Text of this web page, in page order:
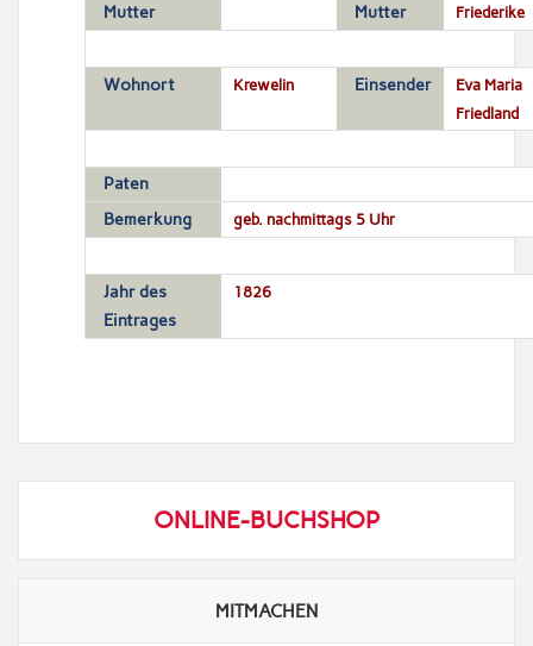
Mutter
Mutter
Friederike
Wohnort Krewelin Einsender
Eva Maria
Friedland
Paten
Bemerkung
geb. nachmittags 5 Uhr
Jahr des
Eintrages
1826
ONLINE-BUCHSHOP
MITMACHEN